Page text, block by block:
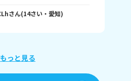
③一緒に歌うから沢山交流で
できて仲良くなれるとこ
さん(14さい・ 愛知)
もっと見る